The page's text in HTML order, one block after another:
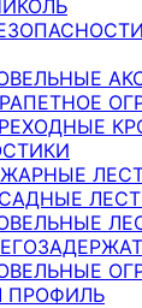
ПРОФИЛЬ